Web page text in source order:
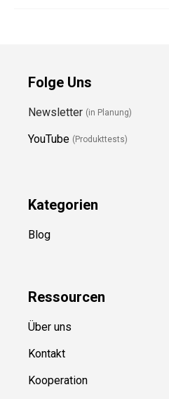
Folge Uns
Newsletter (in Planung)
YouTube (Produkttests)
Kategorien
Blog
Ressourcen
Über uns
Kontakt
Kooperation